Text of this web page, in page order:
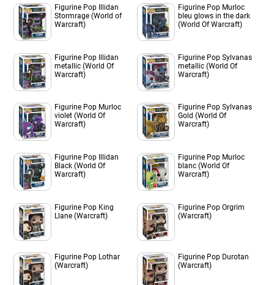
Figurine Pop Illidan
Stormrage (World of
Warcraft)
Figurine Pop Murloc
bleu glows in the dark
(World Of Warcraft)
Figurine Pop Illidan
metallic (World Of
Warcraft)
Figurine Pop Sylvanas
metallic (World Of
Warcraft)
Figurine Pop Murloc
violet (World Of
Warcraft)
Figurine Pop Sylvanas
Gold (World Of
Warcraft)
Figurine Pop Illidan
Black (World Of
Warcraft)
Figurine Pop Murloc
blanc (World Of
Warcraft)
Figurine Pop King
Llane (Warcraft)
Figurine Pop Orgrim
(Warcraft)
Figurine Pop Lothar
(Warcraft)
Figurine Pop Durotan
(Warcraft)